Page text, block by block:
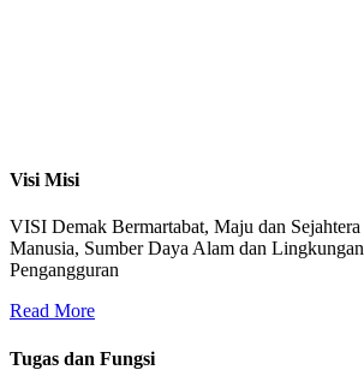
Visi Misi
VISI Demak Bermartabat, Maju dan
Manusia, Sumber Daya Alam dan
Pengangguran
Read More
Tugas dan Fungsi